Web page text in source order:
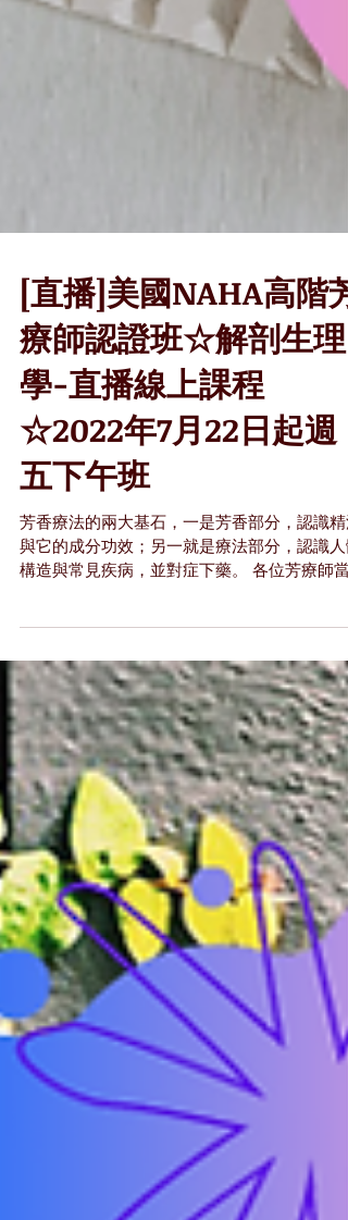
[直播]美國NAHA高階芳
療師認證班☆解剖生理
學-直播線上課程
☆2022年7月22日起週
與它的成分功效；另一就是療法部分，認識人
構造與常見疾病，並對症下藥。 各位芳療師當
使用複方精油來處理個案身體狀況時，具備專
的解剖生理學是相當重要的。從個案主訴身體
病徵，精油在人體的吸收、作用、代謝途徑，
個案進行的芳療處置，...